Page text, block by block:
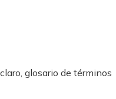
glosario de términos